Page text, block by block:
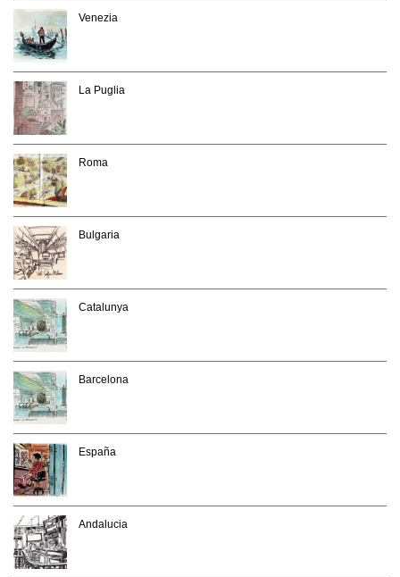
Venezia
La Puglia
Roma
Bulgaria
Catalunya
Barcelona
España
Andalucia